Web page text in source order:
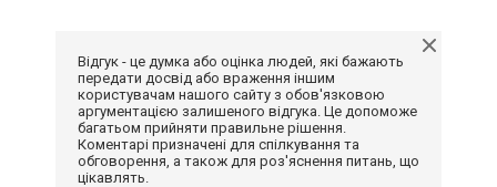
Відгук - це думка або оцінка людей, які бажають
передати досвід або враження іншим
користувачам нашого сайту з обов'язковою
аргументацією залишеного відгука. Це допоможе
багатьом прийняти правильне рішення.
Коментарі призначені для спілкування та
обговорення, а також для роз'яснення питань, що
цікавлять.